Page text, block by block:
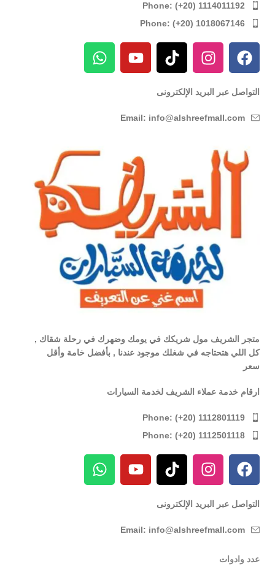
Phone: (+20) 1114011192
Phone: (+20) 1018067146
التواصل عبر البريد الإلكترونى
Email: info@alshreefmall.com
متجر الشريف مول شريكك في يومك وضهرك في رحلة شقاك ,
كل اللي هتحتاجه في شغلك موجود عندنا , بأفضل خامة وأقل
سعر
ارقام خدمة عملاء الشريف لخدمة السيارات
Phone: (+20) 1112801119
Phone: (+20) 1112501118
التواصل عبر البريد الإلكترونى
Email: info@alshreefmall.com
عدد وادوات